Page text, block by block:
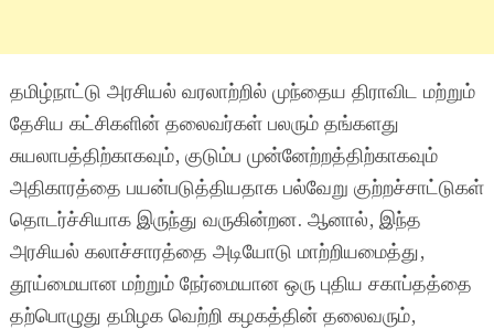
தமிழ்நாட்டு அரசியல் வரலாற்றில் முந்தைய திராவிட மற்றும்
தேசிய கட்சிகளின் தலைவர்கள் பலரும் தங்களது
சுயலாபத்திற்காகவும், குடும்ப முன்னேற்றத்திற்காகவும்
அதிகாரத்தை பயன்படுத்தியதாக பல்வேறு குற்றச்சாட்டுகள்
தொடர்ச்சியாக இருந்து வருகின்றன. ஆனால், இந்த
அரசியல் கலாச்சாரத்தை அடியோடு மாற்றியமைத்து,
தூய்மையான மற்றும் நேர்மையான ஒரு புதிய சகாப்தத்தை
தற்பொழுது தமிழக வெற்றி கழகத்தின் தலைவரும்,